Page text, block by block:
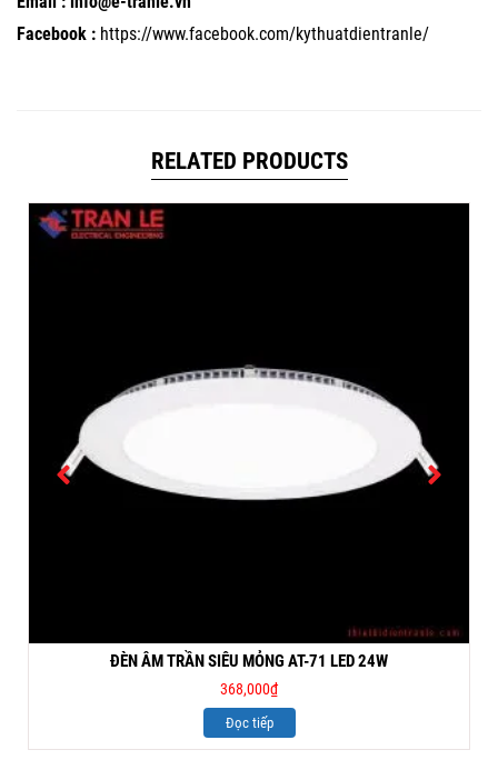
Facebook : https://www.facebook.com/kythuatdientranle/
RELATED PRODUCTS
ĐÈN ÂM TRẦN SIÊU MỎNG AT-71 LED 24W
368,000₫
Đọc tiếp